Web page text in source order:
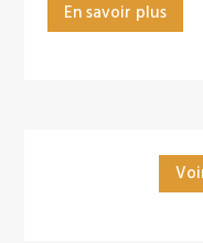
En savoir plus